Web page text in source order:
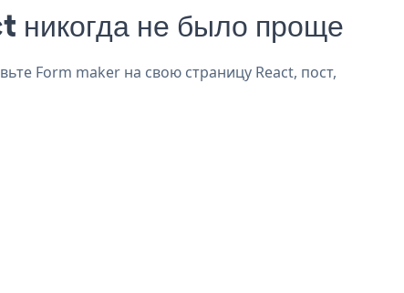
никогда не было проще
Form maker на свою страницу React, пост,